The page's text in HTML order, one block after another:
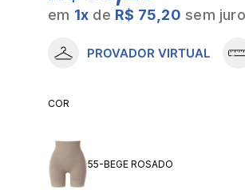
em 1x de R$ 75,20 sem
PROVADOR VIRTUAL
COR
55-BEGE ROSADO
8 º
hering intimates
10º meia lupo